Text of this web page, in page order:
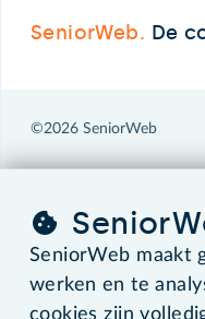
SeniorWeb. De
©2026 SeniorWeb
SeniorWeb maakt
werken en te
cookies zijn